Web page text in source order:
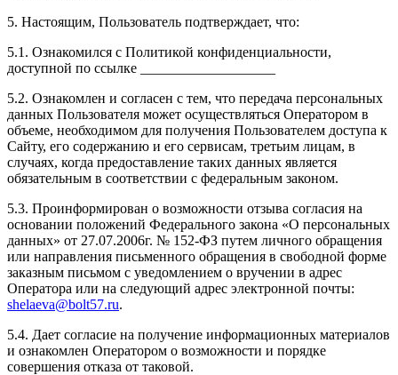
5. Настоящим, Пользователь подтверждает, что:
5.1. Ознакомился с Политикой конфиденциальности,
доступной по ссылке ___________________
5.2. Ознакомлен и согласен с тем, что передача персональных
данных Пользователя может осуществляться Оператором в
объеме, необходимом для получения Пользователем доступа к
Сайту, его содержанию и его сервисам, третьим лицам, в
случаях, когда предоставление таких данных является
обязательным в соответствии с федеральным законом.
5.3. Проинформирован о возможности отзыва согласия на
основании положений Федерального закона «О персональных
данных» от 27.07.2006г. № 152-ФЗ путем личного обращения
или направления письменного обращения в свободной форме
заказным письмом с уведомлением о вручении в адрес
Оператора или на следующий адрес электронной почты:
shelaeva@bolt57.ru.
5.4. Дает согласие на получение информационных материалов
и ознакомлен Оператором о возможности и порядке
совершения отказа от таковой.